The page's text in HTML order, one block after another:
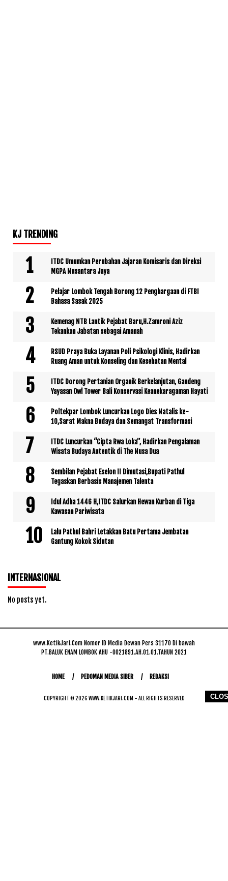
KJ TRENDING
ITDC Umumkan Perubahan Jajaran Komisaris dan Direksi
MGPA Nusantara Jaya
Pelajar Lombok Tengah Borong 12 Penghargaan di FTBI
Bahasa Sasak 2025
Kemenag NTB Lantik Pejabat Baru,H.Zamroni Aziz
Tekankan Jabatan sebagai Amanah
RSUD Praya Buka Layanan Poli Psikologi Klinis, Hadirkan
Ruang Aman untuk Konseling dan Kesehatan Mental
ITDC Dorong Pertanian Organik Berkelanjutan, Gandeng
Yayasan Owl Tower Bali Konservasi Keanekaragaman Hayati
Poltekpar Lombok Luncurkan Logo Dies Natalis ke-
10,Sarat Makna Budaya dan Semangat Transformasi
ITDC Luncurkan “Cipta Rwa Loka”, Hadirkan Pengalaman
Wisata Budaya Autentik di The Nusa Dua
Sembilan Pejabat Eselon II Dimutasi,Bupati Pathul
Tegaskan Berbasis Manajemen Talenta
Idul Adha 1446 H,ITDC Salurkan Hewan Kurban di Tiga
Kawasan Pariwisata
Lalu Pathul Bahri Letakkan Batu Pertama Jembatan
Gantung Kokok Sidutan
INTERNASIONAL
No posts yet.
www.KetikJari.Com Nomor ID Media Dewan Pers 31170 Di bawah
PT.BALUK ENAM LOMBOK AHU -0021891.AH.01.01.TAHUN 2021
HOME PEDOMAN MEDIA SIBER REDAKSI
COPYRIGHT © 2026 WWW.KETIKJARI.COM - ALL RIGHTS RESERVED